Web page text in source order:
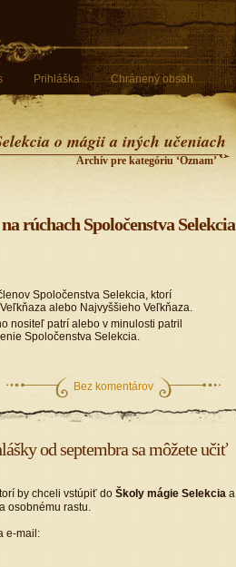
Prihláška Chránený obsah
o mágii a iných učeniach
Archív pre kategóriu ‘Oznam’
rúchach Spoločenstva Selekcia
Spoločenstva Selekcia, ktorí
alebo Najvyššieho Veľkňaza.
nositeľ patrí alebo v minulosti patril
Spoločenstva Selekcia.
Bez komentárov
od septembra sa môžete učiť
by chceli vstúpiť do Školy mágie Selekcia a
osobnému rastu.
e-mail: